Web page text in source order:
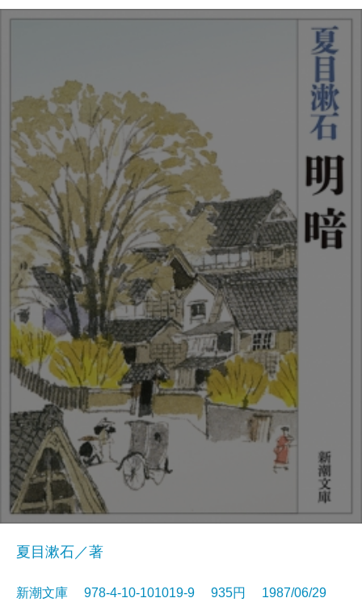
夏目漱石／著
新潮文庫 978-4-10-101019-9 935円 1987/06/29